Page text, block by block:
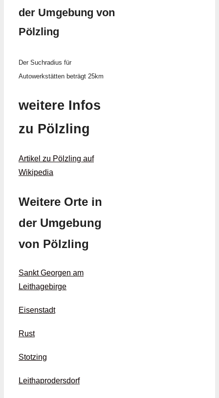
der Umgebung von
Pölzling
Der Suchradius für
Autowerkstätten beträgt 25km
weitere Infos
zu Pölzling
Artikel zu Pölzling auf
Wikipedia
Weitere Orte in
der Umgebung
von Pölzling
Sankt Georgen am
Leithagebirge
Eisenstadt
Rust
Stotzing
Leithaprodersdorf